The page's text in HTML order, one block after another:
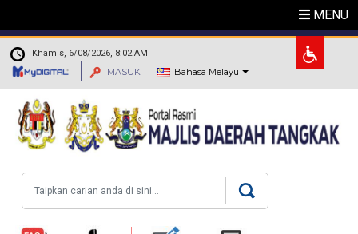
MENU
. Khamis, 6/08/2026, 8:02 AM
MASUK Bahasa Melayu